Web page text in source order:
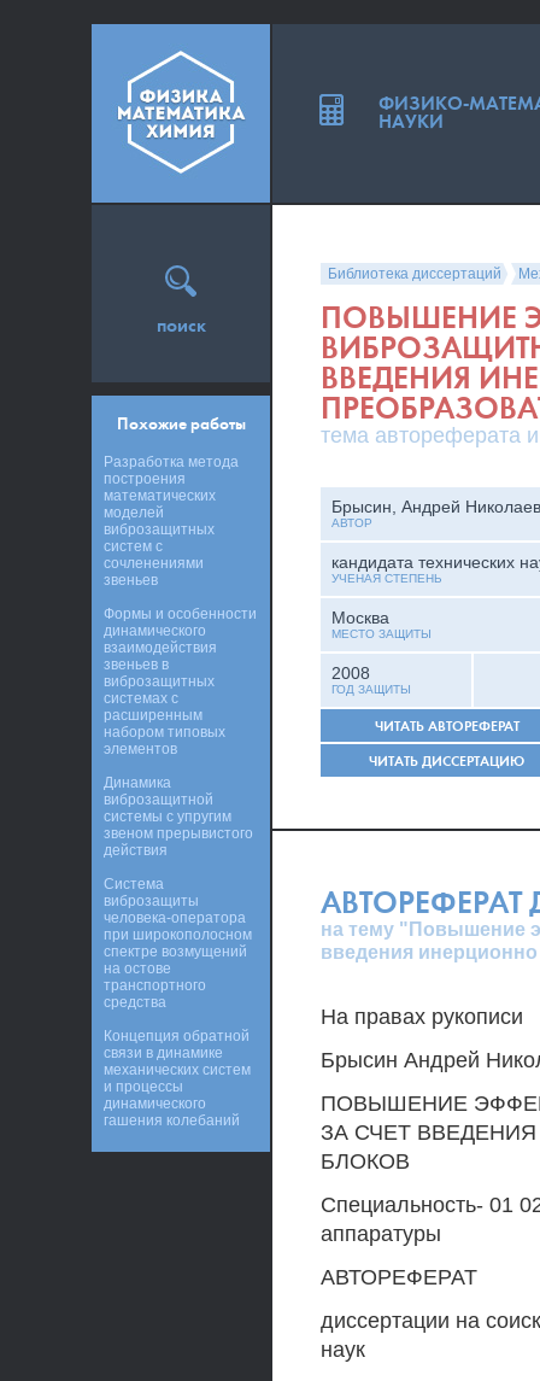
Библиотека диссертаций
ПОВЫШЕНИЕ
ВВЕДЕНИЯ
тема автореферата
Брысин, Андрей
АВТОР
кандидата технических
УЧЕНАЯ СТЕПЕНЬ
Москва
МЕСТО ЗАЩИТЫ
2008
ГОД ЗАЩИТЫ
ЧИТАТЬ АВТОРЕФЕРАТ
ЧИТАТЬ ДИССЕРТАЦИЮ
АВТОРЕФЕРАТ
на тему "Повышение
введения
На правах рукописи
Брысин Андрей
ПОВЫШЕНИЕ
ЗА СЧЕТ
БЛОКОВ
Специальность- 01
аппаратуры
АВТОРЕФЕРАТ
диссертации на
наук
поиск
Похожие работы
Разработка метода
построения
математических
моделей
виброзащитных
систем с
сочленениями
звеньев
Формы и особенности
динамического
взаимодействия
звеньев в
виброзащитных
системах с
расширенным
набором типовых
элементов
Динамика
виброзащитной
системы с упругим
звеном прерывистого
действия
Система
виброзащиты
человека-оператора
при широкополосном
спектре возмущений
на остове
транспортного
средства
Концепция обратной
связи в динамике
механических систем
и процессы
динамического
гашения колебаний
ФИЗИКО-
НАУКИ